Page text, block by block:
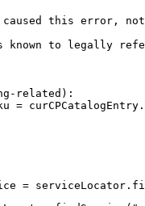
this error,
to legally refer
related):
=